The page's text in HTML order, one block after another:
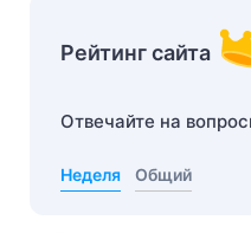
Рейтинг сайта
Отвечайте на
Неделя Общий